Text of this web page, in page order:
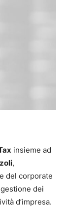
insieme ad
,
del corporate
dei
d’impresa.